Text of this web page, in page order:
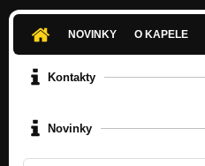
H Bomb Shelters (live)
Nezařazeno
NOVINKY O KAPELE
Kontakty
Novinky